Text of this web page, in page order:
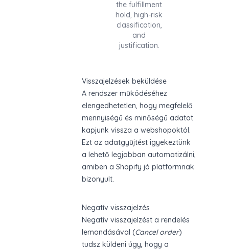
the fulfillment
hold, high-risk
classification,
and
justification.
Visszajelzések beküldése
A rendszer működéséhez
elengedhetetlen, hogy megfelelő
mennyiségű és minőségű adatot
kapjunk vissza a webshopoktól.
Ezt az adatgyűjtést igyekeztünk
a lehető legjobban automatizálni,
amiben a Shopify jó platformnak
bizonyult.
Negatív visszajelzés
Negatív visszajelzést a rendelés
lemondásával (Cancel order)
tudsz küldeni úgy, hogy a